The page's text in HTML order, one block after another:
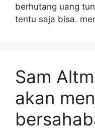
berhutang uang
tentu saja bisa.
Sam
akan